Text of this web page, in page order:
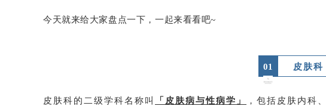
今天就来给大家盘点一下，一起来看看吧~
01 皮肤科
皮肤科的二级学科名称叫 「皮肤病与性病学」
，包括皮肤内科